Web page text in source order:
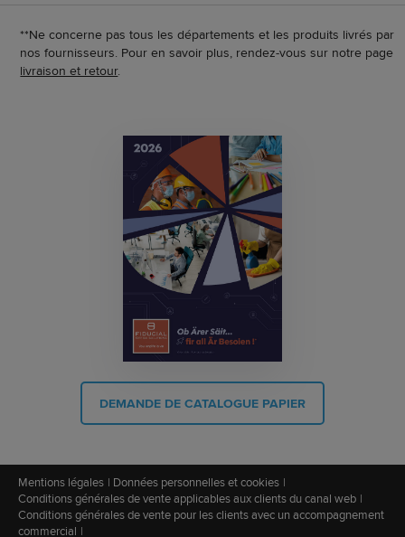
**Ne concerne pas tous les départements et les produits livrés par
nos fournisseurs. Pour en savoir plus, rendez-vous sur notre page
livraison et retour.
DEMANDE DE CATALOGUE PAPIER
Mentions légales
Données personnelles et cookies
Conditions générales de vente applicables aux clients du canal web
Conditions générales de vente pour les clients avec un accompagnement
commercial